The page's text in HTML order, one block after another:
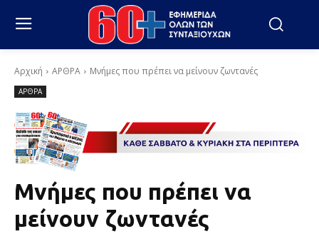
Αρχική ΑΡΘΡΑ Μνήμες που πρέπει να μείνουν ζωντανές
ΑΡΘΡΑ
Μνήμες που πρέπει να
μείνουν ζωντανές